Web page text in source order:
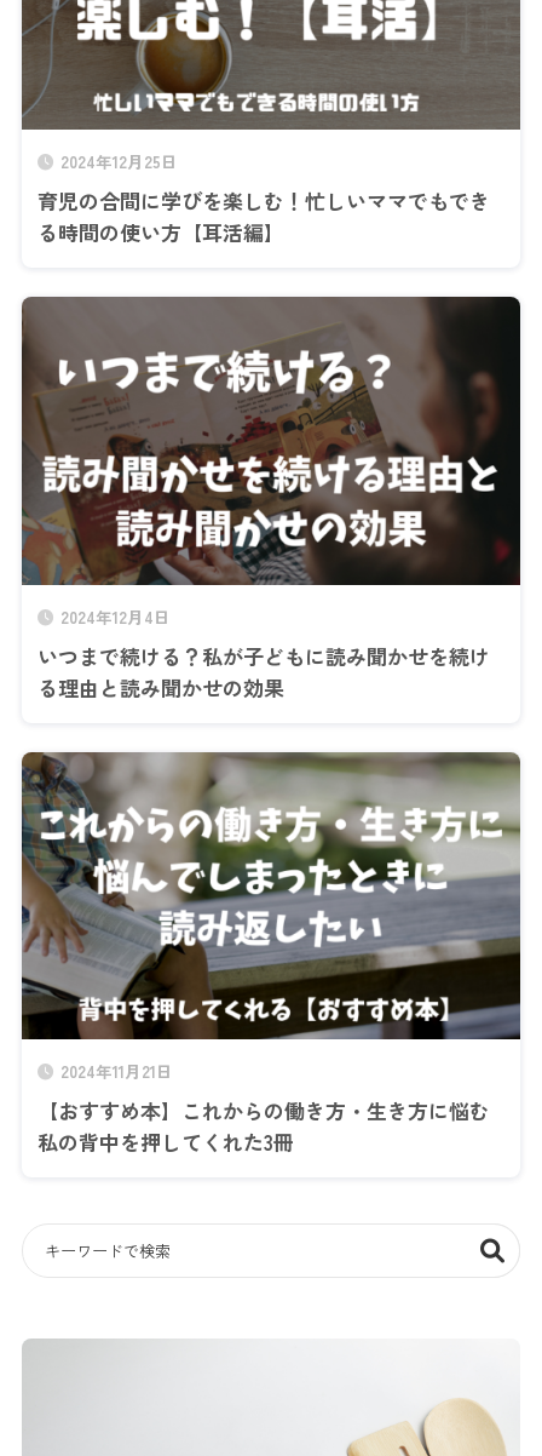
2024年12月25日
育児の合間に学びを楽しむ！忙しいママでもでき
る時間の使い方【耳活編】
2024年12月4日
いつまで続ける？私が子どもに読み聞かせを続け
る理由と読み聞かせの効果
2024年11月21日
【おすすめ本】これからの働き方・生き方に悩む
私の背中を押してくれた3冊